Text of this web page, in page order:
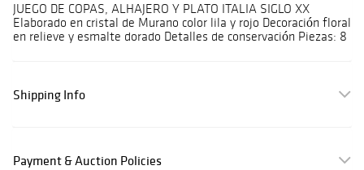
JUEGO DE COPAS, ALHAJERO Y PLATO ITALIA SIGLO XX
Elaborado en cristal de Murano color lila y rojo Decoración floral
en relieve y esmalte dorado Detalles de conservación Piezas: 8
Shipping Info
Payment & Auction Policies